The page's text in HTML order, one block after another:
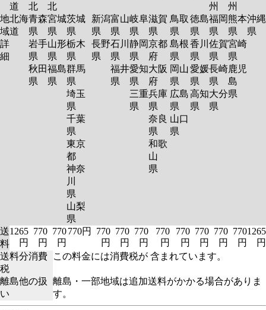
道
北
北
州
州
地
域
詳
細
北海
道
青森
県
岩手
県
秋田
県
宮城
県
山形
県
福島
県
茨城
県
栃木
県
群馬
県
埼玉
県
千葉
県
東京
都
神奈
川
県
山梨
県
新潟
県
長野
県
富山
県
石川
県
福井
県
岐阜
県
静岡
県
愛知
県
三重
県
滋賀
県
京都
府
大阪
府
兵庫
県
奈良
県
和歌
山
県
鳥取
県
島根
県
岡山
県
広島
県
山口
県
徳島
県
香川
県
愛媛
県
高知
県
福岡
県
佐賀
県
長崎
県
大分
県
熊本
県
宮崎
県
鹿児
島
県
沖縄
県
送
料
1265
円
770
円
770
円
770円
770
円
770
円
770
円
770
円
770
円
770
円
770
円
770
円
1265
円
送料分消費
税
この料金には消費税が 含まれています。
離島他の扱
い
離島・一部地域は追加送料がかかる場合がありま
す。